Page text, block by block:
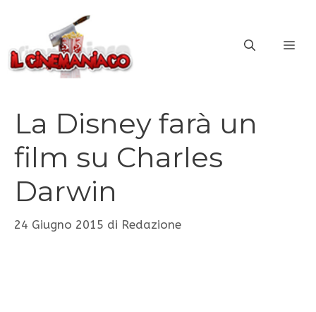
contenuto
La Disney farà un
film su Charles
Darwin
24 Giugno 2015 di Redazione